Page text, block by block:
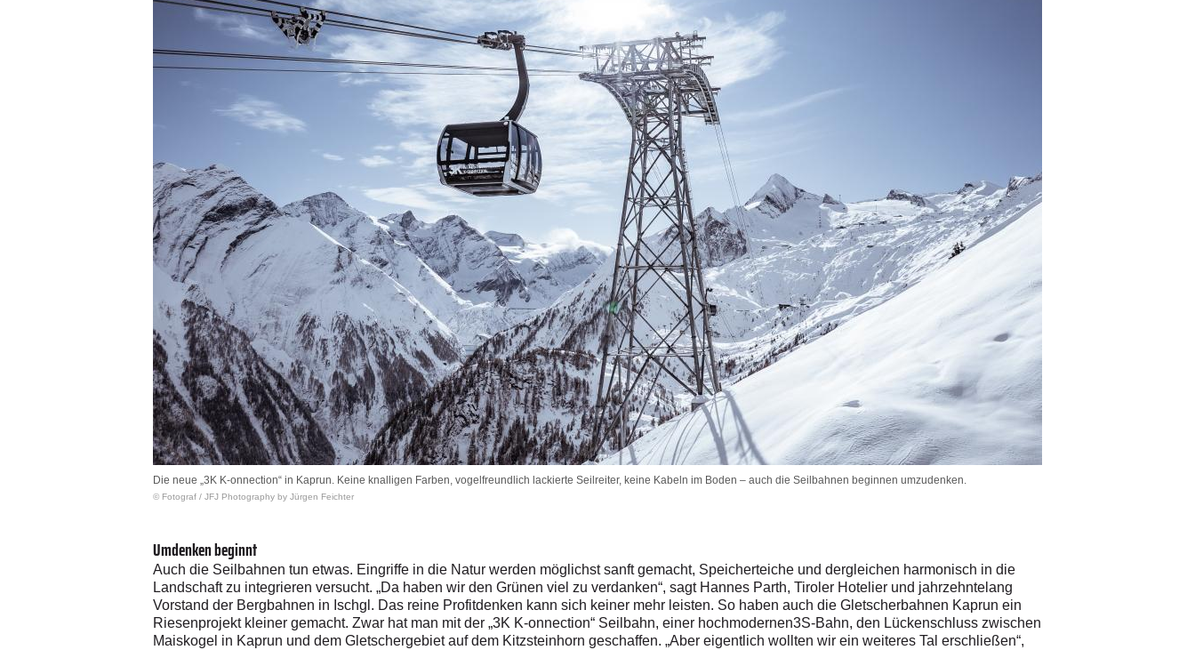
Die neue „3K K-onnection“ in Kaprun. Keine knalligen Farben, vogelfreundlich lackierte Seilreiter, keine Kabeln im Boden – auch die Seilbahnen beginnen umzudenken.
© Fotograf / JFJ Photography by Jürgen Feichter
Umdenken beginnt
Auch die Seilbahnen tun etwas. Eingriffe in die Natur werden möglichst sanft gemacht, Speicherteiche und dergleichen harmonisch in die
Landschaft zu integrieren versucht. „Da haben wir den Grünen viel zu verdanken“, sagt Hannes Parth, Tiroler Hotelier und jahrzehntelang
Vorstand der Bergbahnen in Ischgl. Das reine Profitdenken kann sich keiner mehr leisten. So haben auch die Gletscherbahnen Kaprun ein
Riesenprojekt kleiner gemacht. Zwar hat man mit der „3K K-onnection“ Seilbahn, einer hochmodernen3S-Bahn, den Lückenschluss zwischen
Maiskogel in Kaprun und dem Gletschergebiet auf dem Kitzsteinhorn geschaffen. „Aber eigentlich wollten wir ein weiteres Tal erschließen“,